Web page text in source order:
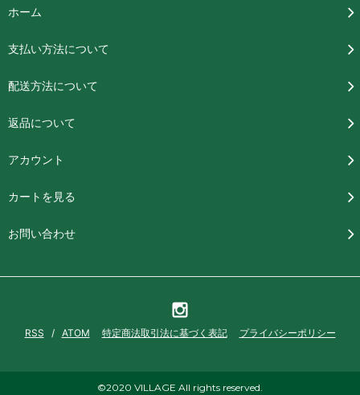
ホーム
支払い方法について
配送方法について
返品について
アカウント
カートを見る
お問い合わせ
RSS / ATOM 特定商法取引法に基づく表記 プライバシーポリシー
©2020 VILLAGE All rights reserved.